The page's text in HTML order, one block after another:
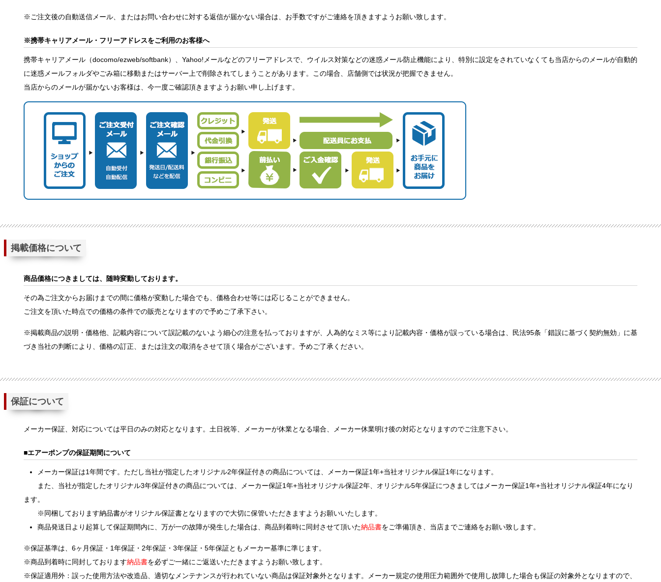
※ご注文後の自動送信メール、またはお問い合わせに対する返信が届かない場合は、お手数ですがご連絡を頂きますようお願い致します。
※携帯キャリアメール・フリーアドレスをご利用のお客様へ
携帯キャリアメール（docomo/ezweb/softbank）、Yahoo!メールなどのフリーアドレスで、ウイルス対策などの迷惑メール防止機能により、特別に設定をされていなくても当店からのメールが自動的
に迷惑メールフォルダやごみ箱に移動またはサーバー上で削除されてしまうことがあります。この場合、店舗側では状況が把握できません。
当店からのメールが届かないお客様は、今一度ご確認頂きますようお願い申し上げます。
掲載価格について
商品価格につきましては、随時変動しております。
その為ご注文からお届けまでの間に価格が変動した場合でも、価格合わせ等には応じることができません。
ご注文を頂いた時点での価格の条件での販売となりますので予めご了承下さい。
※掲載商品の説明・価格他、記載内容について誤記載のないよう細心の注意を払っておりますが、人為的なミス等により記載内容・価格が誤っている場合は、民法95条「錯誤に基づく契約無効」に基
づき当社の判断により、価格の訂正、または注文の取消をさせて頂く場合がございます。予めご了承ください。
保証について
メーカー保証、対応については平日のみの対応となります。土日祝等、メーカーが休業となる場合、メーカー休業明け後の対応となりますのでご注意下さい。
エアーポンプの保証期間について
メーカー保証は1年間です。ただし当社が指定したオリジナル2年保証付きの商品については、メーカー保証1年+当社オリジナル保証1年になります。
また、当社が指定したオリジナル3年保証付きの商品については、メーカー保証1年+当社オリジナル保証2年、オリジナル5年保証につきましてはメーカー保証1年+当社オリジナル保証4年になり
ます。
※同梱しております納品書がオリジナル保証書となりますので大切に保管いただきますようお願いいたします。
商品発送日より起算して保証期間内に、万が一の故障が発生した場合は、商品到着時に同封させて頂いた納品書をご準備頂き、当店までご連絡をお願い致します。
※保証基準は、6ヶ月保証・1年保証・2年保証・3年保証・5年保証ともメーカー基準に準じます。
※商品到着時に同封しております納品書を必ずご一緒にご返送いただきますようお願い致します。
※保証適用外：誤った使用方法や改造品、適切なメンテナンスが行われていない商品は保証対象外となります。メーカー規定の使用圧力範囲外で使用し故障した場合も保証の対象外となりますので、